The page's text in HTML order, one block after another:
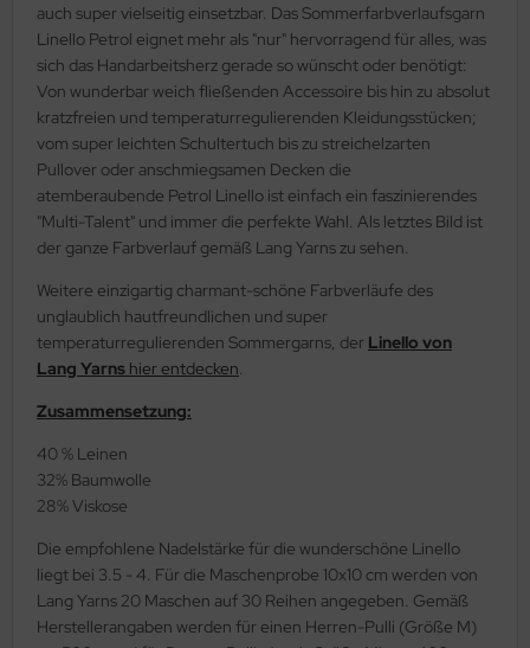
auch super vielseitig einsetzbar. Das Sommerfarbverlaufsgarn
Linello Petrol eignet mehr als "nur" hervorragend für alles, was
sich das Handarbeitsherz gerade so wünscht oder benötigt:
Von wunderbar weich fließenden Accessoire bis hin zu absolut
kratzfreien und temperaturregulierenden Kleidungsstücken;
vom super leichten Schultertuch bis zu streichelzarten
Pullover oder anschmiegsamen Decken die
atemberaubende Petrol Linello ist einfach ein faszinierendes
"Multi-Talent" und immer die perfekte Wahl. Als letztes Bild ist
der ganze Farbverlauf gemäß Lang Yarns zu sehen.
Weitere einzigartig charmant-schöne Farbverläufe des
unglaublich hautfreundlichen und super
temperaturregulierenden Sommergarns, der Linello von
Lang Yarns hier entdecken.
Zusammensetzung:
40 % Leinen
32% Baumwolle
28% Viskose
Die empfohlene Nadelstärke für die wunderschöne Linello
liegt bei 3.5 - 4. Für die Maschenprobe 10x10 cm werden von
Lang Yarns 20 Maschen auf 30 Reihen angegeben. Gemäß
Herstellerangaben werden für einen Herren-Pulli (Größe M)